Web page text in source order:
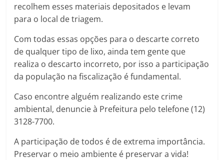
recolhem esses materiais depositados e levam
para o local de triagem.
Com todas essas opções para o descarte correto
de qualquer tipo de lixo, ainda tem gente que
realiza o descarto incorreto, por isso a participação
da população na fiscalização é fundamental.
Caso encontre alguém realizando este crime
ambiental, denuncie à Prefeitura pelo telefone (12)
3128-7700.
A participação de todos é de extrema importância.
Preservar o meio ambiente é preservar a vida!